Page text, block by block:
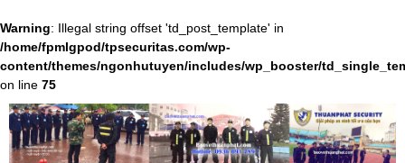
Warning: Illegal string offset 'td_post_template' in
/home/fpmlgpod/tpsecuritas.com/wp-
content/themes/ngonhutuyen/includes/wp_booster/
on line 75